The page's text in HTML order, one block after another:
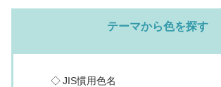
テーマから色を探す
JIS慣用色名